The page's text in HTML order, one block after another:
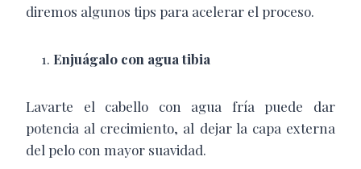
diremos algunos tips para acelerar el proceso.
Enjuágalo con agua tibia
Lavarte el cabello con agua fría puede dar
potencia al crecimiento, al dejar la capa externa
del pelo con mayor suavidad.